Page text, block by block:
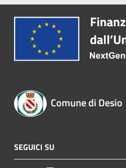
Comune di Desio
SEGUICI SU